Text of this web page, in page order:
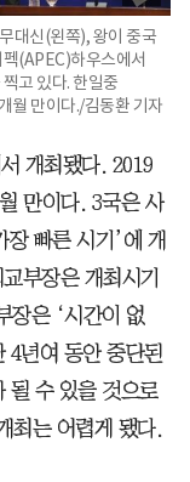
대신(왼쪽), 왕이 중국
(APEC)하우스에서
고 있다. 한일중
월 만이다./김동환 기자
개최됐다. 2019
만이다. 3국은 사
빠른 시기’에 개
부장은 개최시기
장은 ‘시간이 없
4년여 동안 중단된
될 수 있을 것으로
최는 어렵게 됐다.